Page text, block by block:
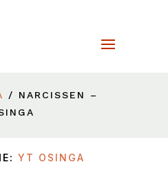
/ NARCISSEN –
YT OSINGA